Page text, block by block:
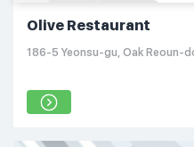
Olive Restaurant
186-5 Yeonsu-gu, Oak Reoun-